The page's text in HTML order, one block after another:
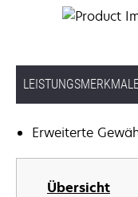
Erweiterte
Übersicht